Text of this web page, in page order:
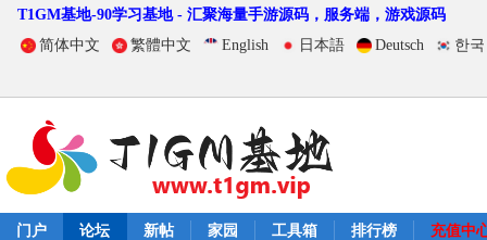
T1GM基地-90学习基地 - 汇聚海量手游源码，服务端，游戏源码
简体中文
繁體中文 English 日本語 Deutsch 한
门户 论坛 新帖 家园 工具箱 排行榜 充值中